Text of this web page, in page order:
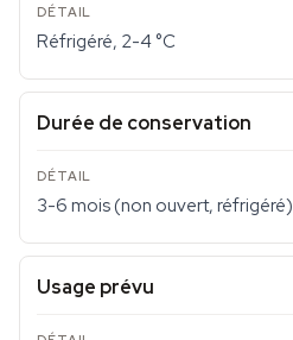
Réfrigéré, 2-4 °C
Durée de conservation
3-6 mois (non ouvert, réfrigéré)
Usage prévu